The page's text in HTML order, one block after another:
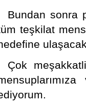
Bundan sonra
teşkilat
Çok